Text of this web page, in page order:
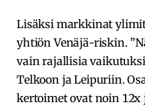
Lisäksi markkinat
yhtiön Venäjä-riskin.
vain rajallisia
Telkoon ja Leipuriin.
kertoimet ovat noin 12x